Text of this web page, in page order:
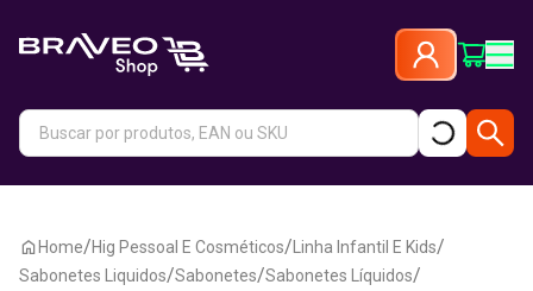
Home/Hig Pessoal E Cosméticos/ Linha Infantil E Kids/
Sabonetes Liquidos/Sabonetes/Sabonetes Líquidos/